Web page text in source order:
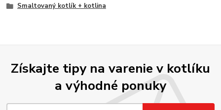
Smaltovaný kotlík + kotlina
Získajte tipy na varenie v kotlíku
a výhodné ponuky